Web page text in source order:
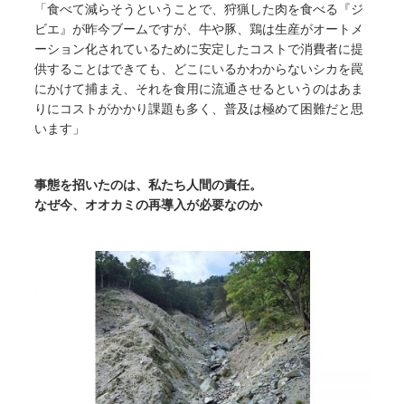
「食べて減らそうということで、狩猟した肉を食べる『ジ
ビエ』が昨今ブームですが、牛や豚、鶏は生産がオートメ
ーション化されているために安定したコストで消費者に提
供することはできても、どこにいるかわからないシカを罠
にかけて捕まえ、それを食用に流通させるというのはあま
りにコストがかかり課題も多く、普及は極めて困難だと思
います」
事態を招いたのは、私たち人間の責任。
なぜ今、オオカミの再導入が必要なのか